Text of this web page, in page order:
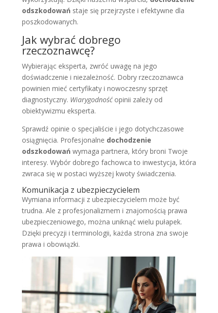
odszkodowaństaje się przejrzyste i efektywne dla
poszkodowanych.
Jak wybrać dobrego
rzeczoznawcę?
Wybierając eksperta, zwróć uwagę na jego
doświadczenie i niezależność. Dobry rzeczoznawca
powinien mieć certyfikaty i nowoczesny sprzęt
diagnostyczny. Wiarygodnośćopinii zależy od
obiektywizmu eksperta.
Sprawdź opinie o specjaliście i jego dotychczasowe
osiągnięcia. Profesjonalne dochodzenie
odszkodowańwymaga partnera, który broni Twoje
interesy. Wybór dobrego fachowca to inwestycja, która
zwraca się w postaci wyższej kwoty świadczenia.
Komunikacja z ubezpieczycielem
Wymiana informacji z ubezpieczycielem może być
trudna. Ale z profesjonalizmem i znajomością prawa
ubezpieczeniowego, można uniknąć wielu pułapek.
Dzięki precyzji i terminologii, każda strona zna swoje
prawa i obowiązki.